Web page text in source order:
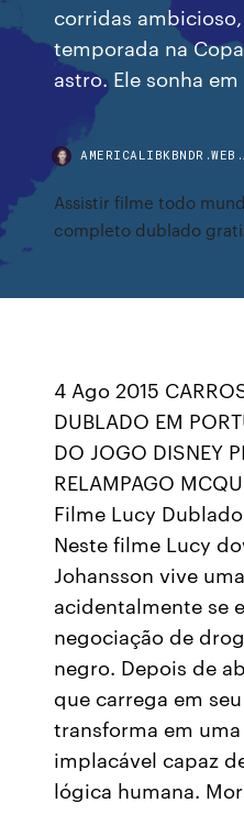
corridas ambicioso,
temporada na
astro. Ele sonha
Assistir filme todo
completo dublado
4 Ago 2015
DUBLADO EM
DO JOGO DISNEY
RELAMPAGO
Filme Lucy
Neste filme Lucy
Johansson vive
acidentalmente se
negociação de
negro. Depois de
que carrega em
transforma em
implacável capaz
lógica humana.